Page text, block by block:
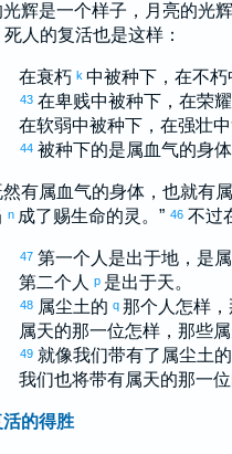
光辉是一个样子，月亮的光
死人的复活也是这样：
在衰朽 k 中被种下，在不朽
43 在卑贱中被种下，在荣耀
在软弱中被种下，在强壮中
44 被种下的是属血气的身
然有属血气的身体，也就有
n 成了赐生命的灵。” 46 不过
47 第一个人是出于地，是
第二个人
p 是出于天。
48 属尘土的 q 那个人怎样，
属天的那一位怎样，那些属
49 就像我们带有了属尘土的
我们也将带有属天的那一位
活的得胜